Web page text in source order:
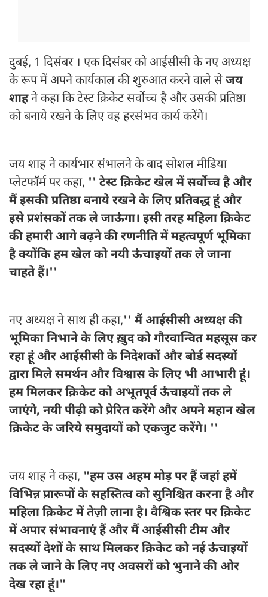
दुबई, 1 दिसंबर । एक दिसंबर को आईसीसी के नए अध्यक्ष
के रूप में अपने कार्यकाल की शुरुआत करने वाले सेजय
शाहने कहा कि टेस्ट क्रिकेट सर्वोच्च है और उसकी प्रतिष्ठा
को बनाये रखने के लिए वह हरसंभव कार्य करेंगे।
जय शाह ने कार्यभार संभालने के बाद सोशल मीडिया
प्लेटफॉर्म पर कहा, '' टेस्ट क्रिकेट खेल में सर्वोच्च है और
मैं इसकी प्रतिष्ठा बनाये रखने के लिए प्रतिबद्ध हूं और
इसे प्रशंसकों तक ले जाऊंगा। इसी तरह महिला क्रिकेट
की हमारी आगे बढ़ने की रणनीति में महत्वपूर्ण भूमिका
है क्योंकि हम खेल को नयी ऊंचाइयों तक ले जाना
चाहते हैं।''
नए अध्यक्ष ने साथ ही कहा,'' मैं आईसीसी अध्यक्ष की
भूमिका निभाने के लिए ख़ुद को गौरवान्वित महसूस कर
रहा हूं और आईसीसी के निदेशकों और बोर्ड सदस्यों
द्वारा मिले समर्थन और विश्वास के लिए भी आभारी हूं।
हम मिलकर क्रिकेट को अभूतपूर्व ऊंचाइयों तक ले
जाएंगे, नयी पीढ़ी को प्रेरित करेंगे और अपने महान खेल
क्रिकेट के जरिये समुदायों को एकजुट करेंगे। ''
जय शाह ने कहा, "हम उस अहम मोड़ पर हैं जहां हमें
विभिन्न प्रारूपों के सहस्तित्व को सुनिश्चित करना है और
महिला क्रिकेट में तेज़ी लाना है। वैश्विक स्तर पर क्रिकेट
में अपार संभावनाएं हैं और मैं आईसीसी टीम और
सदस्यों देशों के साथ मिलकर क्रिकेट को नई ऊंचाइयों
तक ले जाने के लिए नए अवसरों को भुनाने की ओर
देख रहा हूं।"